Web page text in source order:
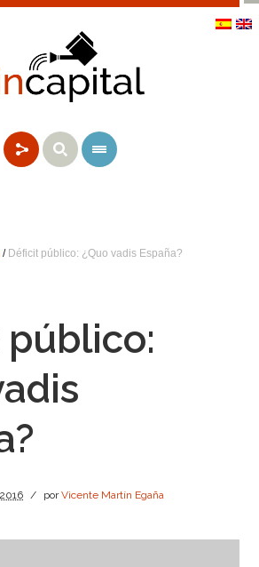
/ Déficit público: ¿Quo vadis España?
2016 / porVicente Martín Egaña